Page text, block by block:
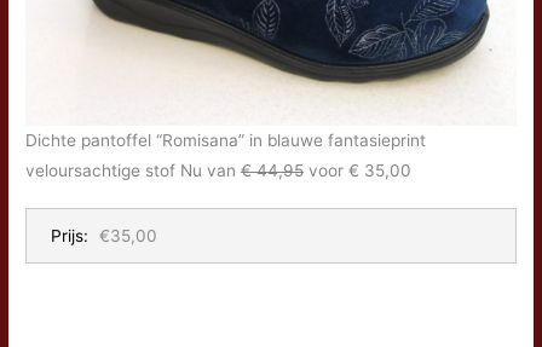
Dichte pantoffel “Romisana” in blauwe fantasieprint
veloursachtige stof Nu van€ 44,95 voor € 35,00
Prijs: €35,00